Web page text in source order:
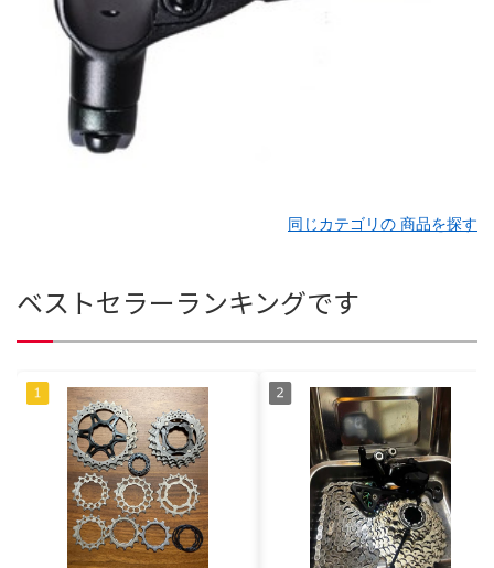
同じカテゴリの 商品を探す
ベストセラーランキングです